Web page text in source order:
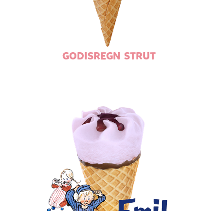
GODISREGN STRUT